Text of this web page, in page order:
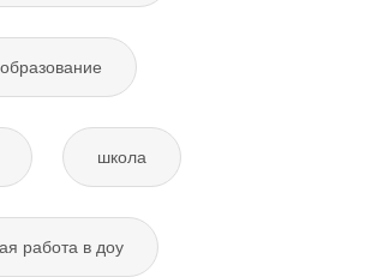
школа
работа в доу